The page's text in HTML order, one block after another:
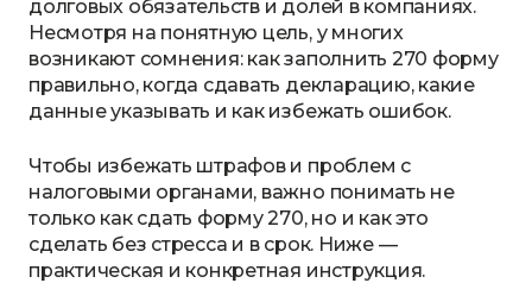
долговых обязательств и долей в компаниях.
Несмотря на понятную цель, у многих
возникают сомнения: как заполнить 270 форму
правильно, когда сдавать декларацию, какие
данные указывать и как избежать ошибок.
Чтобы избежать штрафов и проблем с
налоговыми органами, важно понимать не
только как сдать форму 270, но и как это
сделать без стресса и в срок. Ниже —
практическая и конкретная инструкция.